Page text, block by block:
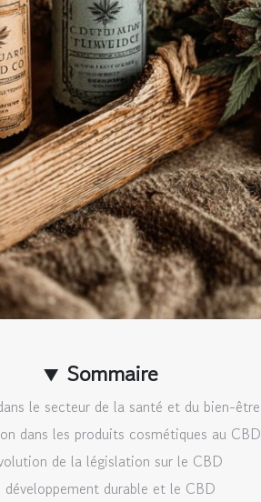
Sommaire
le secteur de la santé et du bien-être
dans les produits cosmétiques au CBD
de la législation sur le CBD
développement durable et le CBD